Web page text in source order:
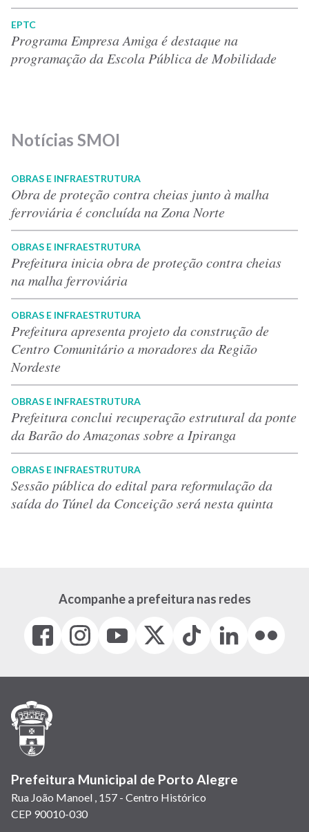
EPTC
Programa Empresa Amiga é destaque na
programação da Escola Pública de Mobilidade
Notícias SMOI
OBRAS E INFRAESTRUTURA
Obra de proteção contra cheias junto à malha
ferroviária é concluída na Zona Norte
OBRAS E INFRAESTRUTURA
Prefeitura inicia obra de proteção contra cheias
na malha ferroviária
OBRAS E INFRAESTRUTURA
Prefeitura apresenta projeto da construção de
Centro Comunitário a moradores da Região
Nordeste
OBRAS E INFRAESTRUTURA
Prefeitura conclui recuperação estrutural da ponte
da Barão do Amazonas sobre a Ipiranga
OBRAS E INFRAESTRUTURA
Sessão pública do edital para reformulação da
saída do Túnel da Conceição será nesta quinta
Acompanhe a prefeitura nas redes
Facebook
(link
em
janela)
Instagram
(link
em
(link
em
(Antigo
(link
Tiktok
(link
em
LinkedIn
(link
em
(link
em
Prefeitura Municipal de Porto Alegre
Rua João Manoel , 157 - Centro Histórico
CEP 90010-030